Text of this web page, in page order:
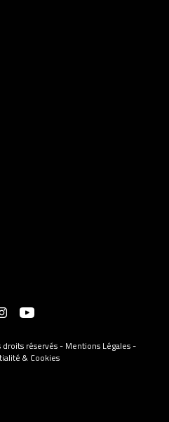
réservés - Mentions Légales-
& Cookies